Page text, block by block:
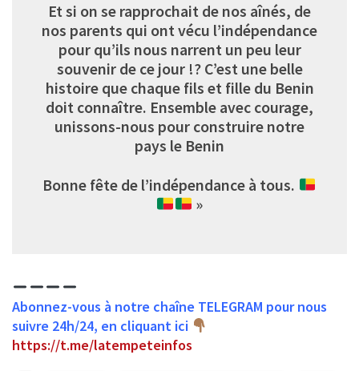
Et si on se rapprochait de nos aînés, de
nos parents qui ont vécu l’indépendance
pour qu’ils nous narrent un peu leur
souvenir de ce jour !? C’est une belle
histoire que chaque fils et fille du Benin
doit connaître. Ensemble avec courage,
unissons-nous pour construire notre
pays le Benin
Bonne fête de l’indépendance à tous.
»
Abonnez-vous à notre chaîne TELEGRAM pour nous
suivre 24h/24, en cliquant ici
https://t.me/latempeteinfos